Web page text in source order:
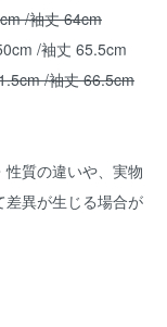
/袖丈 64cm
/袖丈 65.5cm
/袖丈 66.5cm
質の違いや、実物
差異が生じる場合が